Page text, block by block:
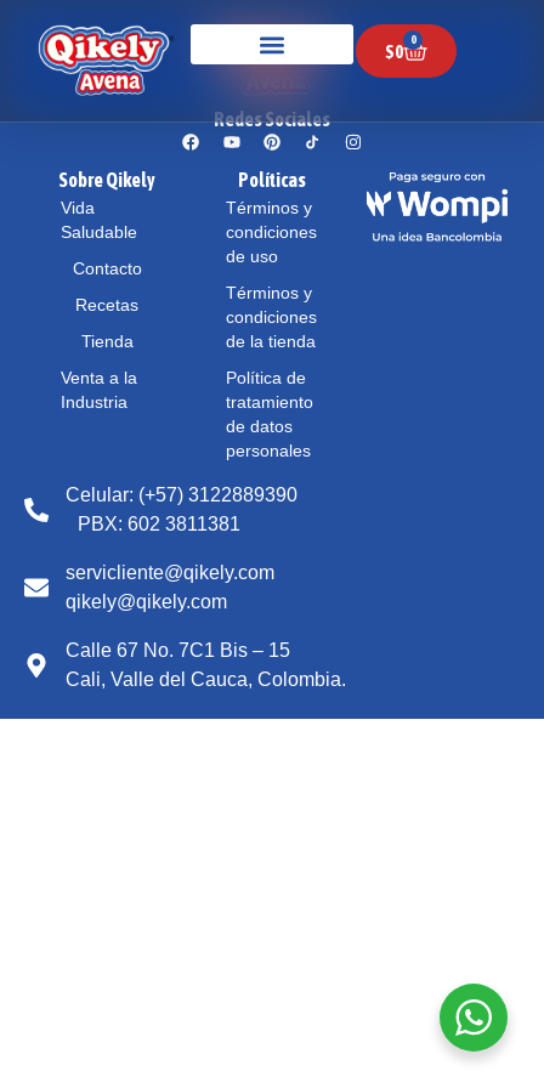
$0
0
Redes Sociales
Sobre Qikely
Vida
Saludable
Contacto
Recetas
Tienda
Venta a la
Industria
Políticas
Términos y
condiciones
de uso
Términos y
condiciones
de la tienda
Política de
tratamiento
de datos
personales
Celular: (+57) 3122889390
PBX: 602 3811381
servicliente@qikely.com
qikely@qikely.com
Calle 67 No. 7C1 Bis – 15
Cali, Valle del Cauca, Colombia.